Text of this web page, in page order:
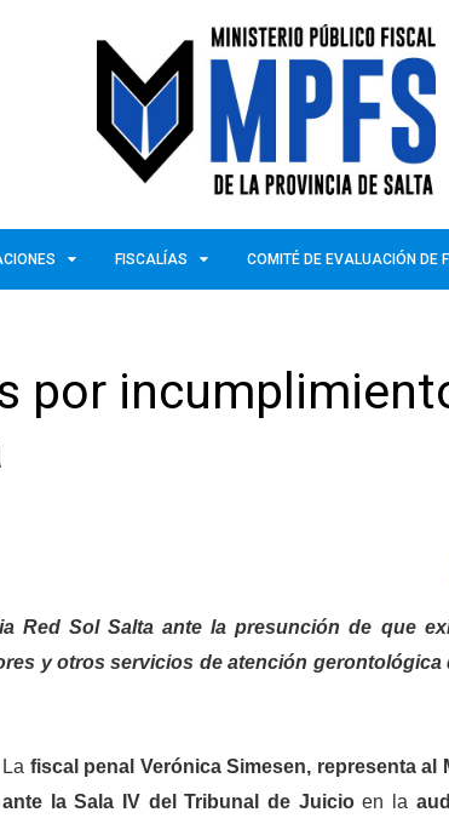
FISCALÍAS COMITÉ DE EVALUACIÓN DE
por
Red Sol Salta ante la presunción de que
y otros servicios de atención gerontológica
La fiscal penal Verónica Simesen, representa al
ante la Sala IV del Tribunal de Juicioen la